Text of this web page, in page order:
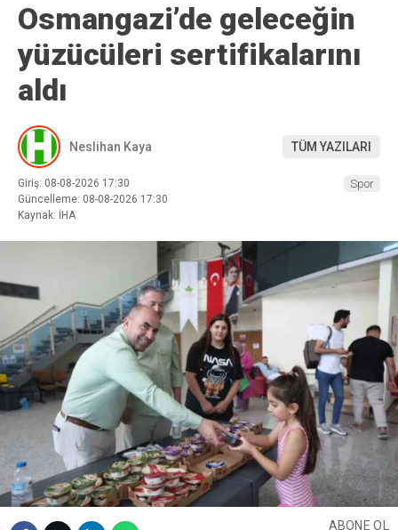
Osmangazi’de geleceğin
yüzücüleri sertifikalarını
aldı
Neslihan Kaya TÜM YAZILARI
Giriş: 08-08-2026 17:30
Güncelleme: 08-08-2026 17:30
Kaynak: İHA
Spor
ABONE OL